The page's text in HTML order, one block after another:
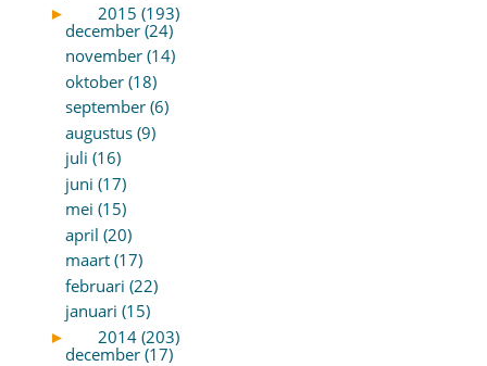
►
2015 (193)
december (24)
november (14)
oktober (18)
september (6)
augustus (9)
juli (16)
juni (17)
mei (15)
april (20)
maart (17)
februari (22)
januari (15)
►
2014 (203)
december (17)